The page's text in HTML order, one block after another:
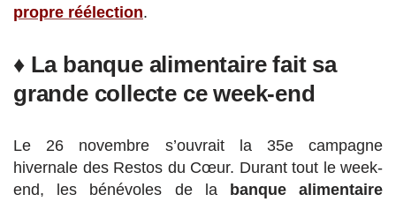
propre réélection.
♦ La banque alimentaire fait sa
grande collecte ce week-end
Le 26 novembre s’ouvrait la 35e campagne
hivernale des Restos du Cœur. Durant tout le week-
end, les bénévoles de la
banque alimentaire